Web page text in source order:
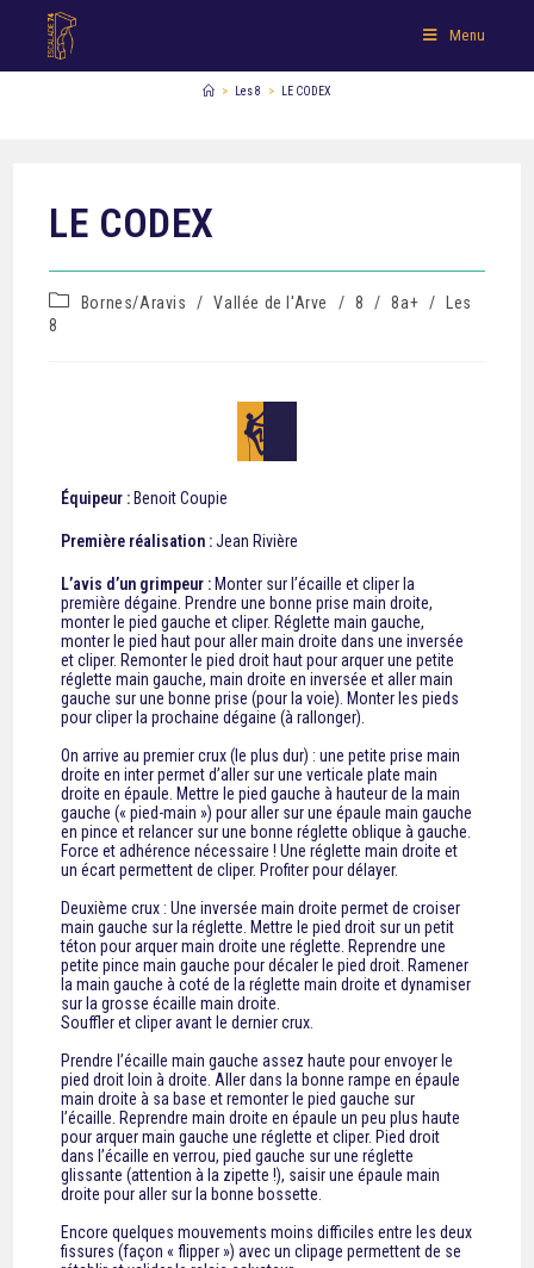
Menu
> Les 8 > LE CODEX
LE CODEX
Bornes/Aravis / Vallée de l'Arve / 8 / 8a+ /
Les
8
Équipeur : Benoit Coupie
Première réalisation :Jean Rivière
L’avis d’un grimpeur : Monter sur l’écaille et cliper la
première dégaine. Prendre une bonne prise main droite,
monter le pied gauche et cliper. Réglette main gauche,
monter le pied haut pour aller main droite dans une inversée
et cliper. Remonter le pied droit haut pour arquer une petite
réglette main gauche, main droite en inversée et aller main
gauche sur une bonne prise (pour la voie). Monter les pieds
pour cliper la prochaine dégaine (à rallonger).
On arrive au premier crux (le plus dur) : une petite prise main
droite en inter permet d’aller sur une verticale plate main
droite en épaule. Mettre le pied gauche à hauteur de la main
gauche (« pied-main ») pour aller sur une épaule main gauche
en pince et relancer sur une bonne réglette oblique à gauche.
Force et adhérence nécessaire ! Une réglette main droite et
un écart permettent de cliper. Profiter pour délayer.
Deuxième crux : Une inversée main droite permet de croiser
main gauche sur la réglette. Mettre le pied droit sur un petit
téton pour arquer main droite une réglette. Reprendre une
petite pince main gauche pour décaler le pied droit. Ramener
la main gauche à coté de la réglette main droite et dynamiser
sur la grosse écaille main droite.
Souffler et cliper avant le dernier crux.
Prendre l’écaille main gauche assez haute pour envoyer le
pied droit loin à droite. Aller dans la bonne rampe en épaule
main droite à sa base et remonter le pied gauche sur
l’écaille. Reprendre main droite en épaule un peu plus haute
pour arquer main gauche une réglette et cliper. Pied droit
dans l’écaille en verrou, pied gauche sur une réglette
glissante (attention à la zipette !), saisir une épaule main
droite pour aller sur la bonne bossette.
Encore quelques mouvements moins difficiles entre les deux
fissures (façon « flipper ») avec un clipage permettent de se